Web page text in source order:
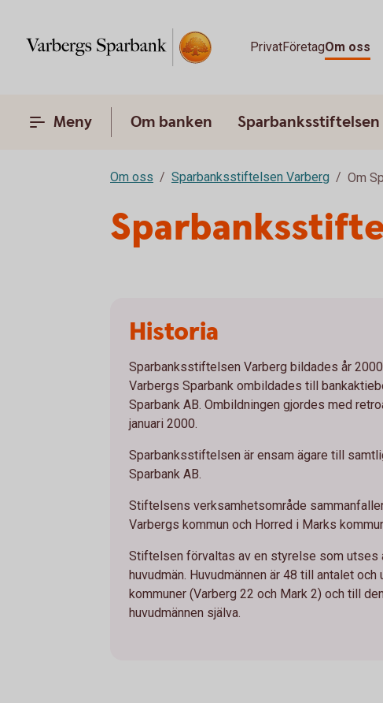
PrivatFöretagOm oss
Meny Om banken Sparbanksstiftelsen
Om oss Sparbanksstiftelsen Varberg Om
Historia
Sparbanksstiftelsen Varberg bildades år 2000
Varbergs Sparbank ombildades till
Sparbank AB. Ombildningen gjordes med
januari 2000.
Sparbanksstiftelsen är ensam ägare till
Sparbank AB.
Stiftelsens verksamhetsområde
Varbergs kommun och Horred i Marks
Stiftelsen förvaltas av en styrelse som
huvudmän. Huvudmännen är 48 till antalet
kommuner (Varberg 22 och Mark 2) och till
huvudmännen själva.